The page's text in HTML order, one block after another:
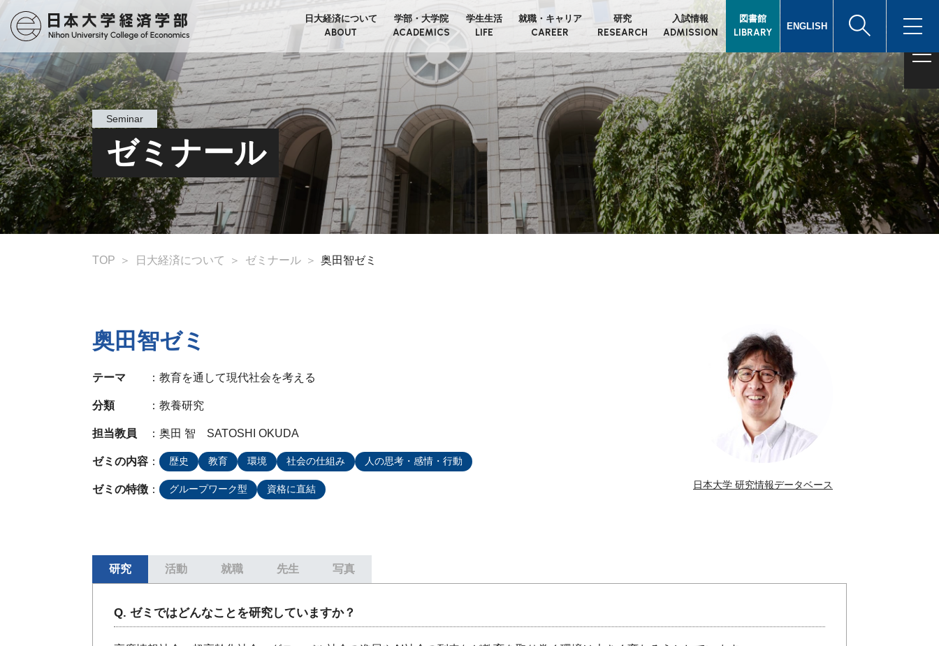
日大経済について
ABOUT
学部・大学院
ACADEMICS
学生生活
LIFE
就職・キャリア
CAREER
研究
RESEARCH
入試情報
ADMISSION
図書館
LIBRARY
ENGLISH
Seminar
ゼミナール
TOP 日大経済について ゼミナール 奥田智ゼミ
日本大学 研究情報データベース
奥田智ゼミ
テーマ 教育を通して現代社会を考える
分類 教養研究
担当教員 奥田 智 SATOSHI OKUDA
ゼミの内容 歴史 教育 環境 社会の仕組み 人の思考・感情・行動
ゼミの特徴 グループワーク型 資格に直結
研究 活動 就職 先生 写真
Q. ゼミではどんなことを研究していますか？